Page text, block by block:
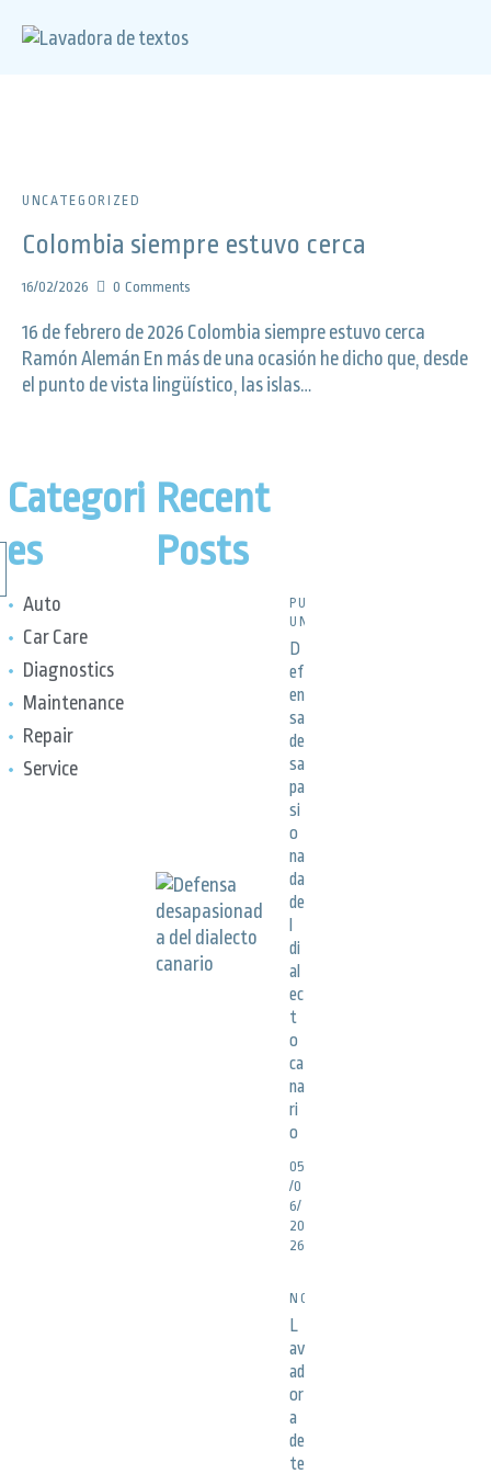
UNCATEGORIZED
Colombia siempre estuvo cerca
16/02/2026 0 Comments
16 de febrero de 2026 Colombia siempre estuvo cerca
Ramón Alemán En más de una ocasión he dicho que, desde
el punto de vista lingüístico, las islas…
Categori
es
Auto
Car Care
Diagnostics
Maintenance
Repair
Service
Recent
Posts
PUBLICACIONES,
UNCATEGORIZED
D
ef
en
sa
de
sa
pa
si
o
na
da
de
di
al
ec
t
o
ca
na
ri
o
05
/0
6/
20
26
NOTICIAS
L
av
ad
or
a
de
te